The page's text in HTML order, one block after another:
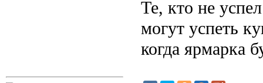
Те, кто не
могут успеть
когда ярмарка